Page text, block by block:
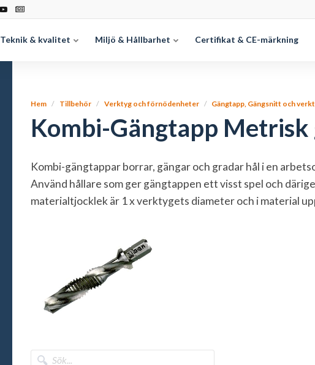
Teknik & kvalitet Miljö & Hållbarhet Certifikat & CE-märkning
Hem Tillbehör Verktyg och förnödenheter Gängtapp, Gängsnitt och
Kombi-Gängtapp Metrisk
Kombi-gängtappar borrar, gängar och gradar hål i en
Använd hållare som ger gängtappen ett visst spel och
materialtjocklek är 1 x verktygets diameter och i material